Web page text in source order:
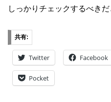
しっかりチェックするべきだ
共有:
Twitter Facebook
Pocket